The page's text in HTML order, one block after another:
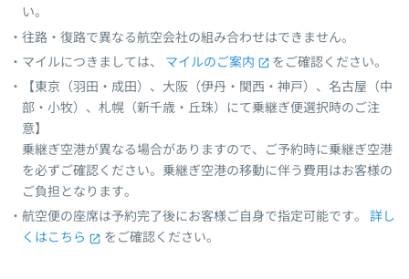
い。
往路・復路で異なる航空会社の組み合わせはできません。
マイルにつきましては、
マイルのご案内
をご確認ください。
【東京（羽田・成田）、大阪（伊丹・関西・神戸）、名古屋（中
部・小牧）、札幌（新千歳・丘珠）にて乗継ぎ便選択時のご注
意】
乗継ぎ空港が異なる場合がありますので、ご予約時に乗継ぎ空港
を必ずご確認ください。乗継ぎ空港の移動に伴う費用はお客様の
ご負担となります。
航空便の座席は予約完了後にお客様ご自身で指定可能です。
詳し
くはこちら
をご確認ください。